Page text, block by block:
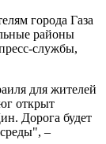
города Газа
районы
службы,
для жителей
открыт
Дорога будет
–